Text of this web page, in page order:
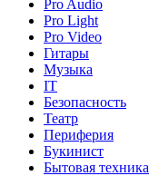
Pro Audio
Pro Light
Pro Video
Гитары
Музыка
IT
Безопасность
Театр
Периферия
Букинист
Бытовая техника